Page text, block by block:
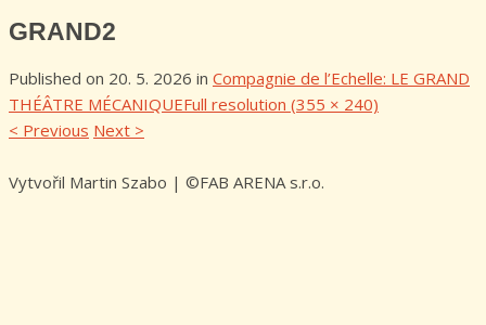
GRAND2
Published on 20. 5. 2026 in Compagnie de l’Echelle: LE GRAND
THÉÂTRE MÉCANIQUEFull resolution (355 × 240)
< Previous Next >
Vytvořil Martin Szabo | ©FAB ARENA s.r.o.